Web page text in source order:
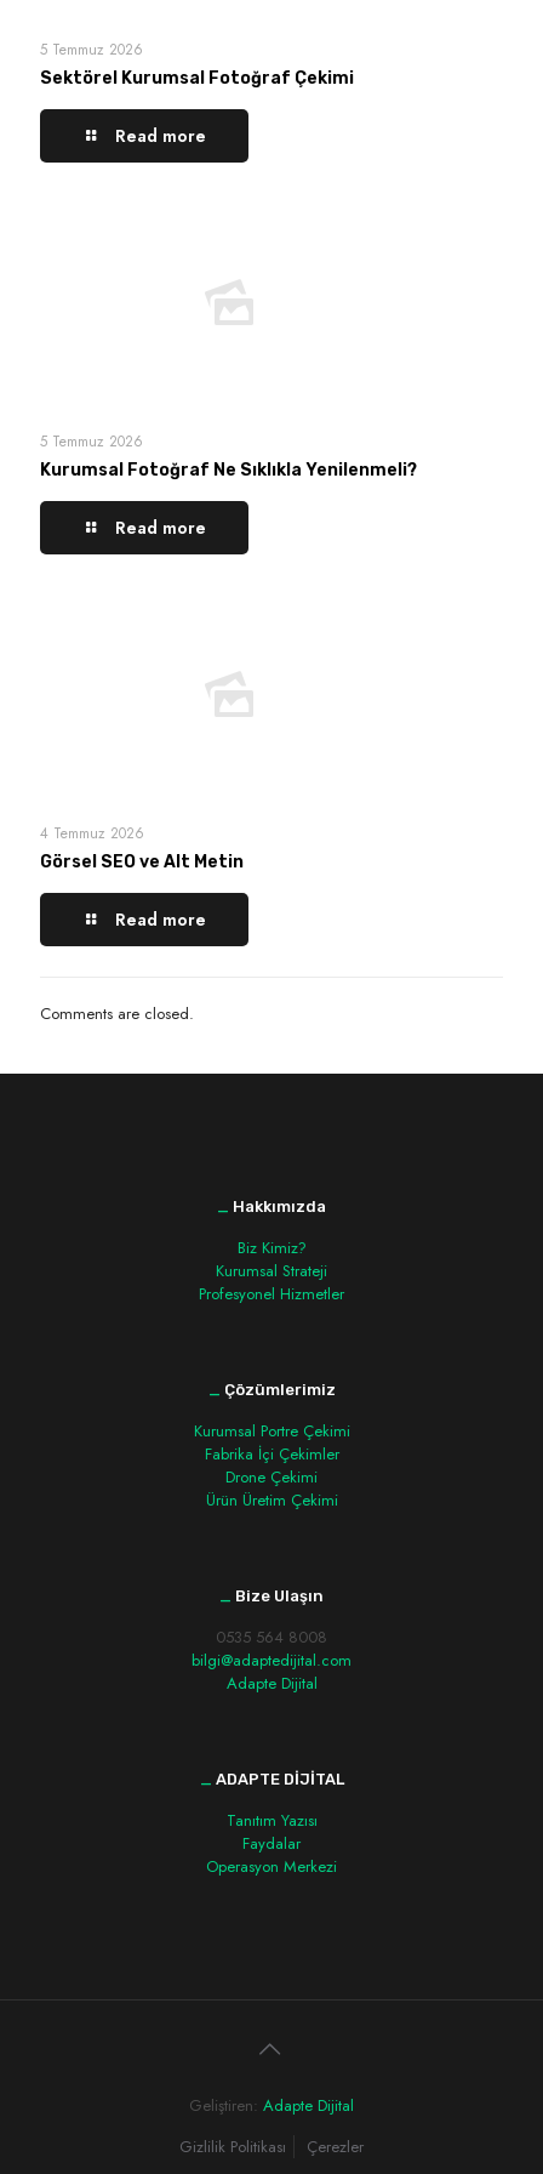
5 Temmuz 2026
Sektörel Kurumsal Fotoğraf Çekimi
Read more
5 Temmuz 2026
Kurumsal Fotoğraf Ne Sıklıkla Yenilenmeli?
Read more
4 Temmuz 2026
Görsel SEO ve Alt Metin
Read more
Comments are closed.
_ Hakkımızda
Biz Kimiz?
Kurumsal Strateji
Profesyonel Hizmetler
_ Çözümlerimiz
Kurumsal Portre Çekimi
Fabrika İçi Çekimler
Drone Çekimi
Ürün Üretim Çekimi
_ Bize Ulaşın
0535 564 8008
bilgi@adaptedijital.com
Adapte Dijital
_ ADAPTE DİJİTAL
Tanıtım Yazısı
Faydalar
Operasyon Merkezi
Geliştiren: Adapte Dijital
Gizlilik Politikası
Çerezler